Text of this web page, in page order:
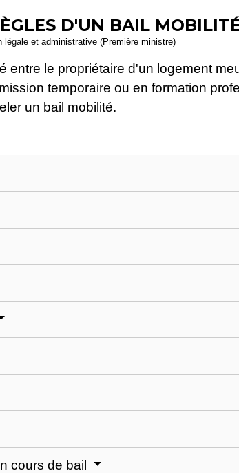
D'UN BAIL
et administrative (Première ministre)
entre le propriétaire d'un logement
temporaire ou en formation
un bail mobilité.
cours de bail